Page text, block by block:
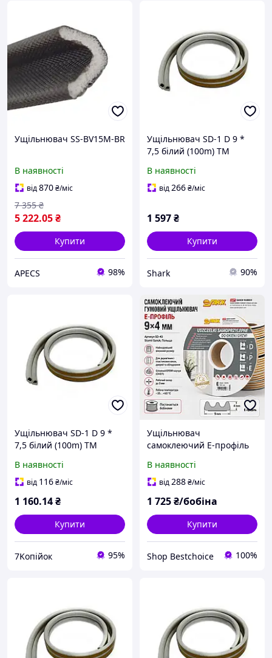
Ущільнювач SS-BV15M-BR
В наявності
від870₴/міс
5 222.05₴
7 355 ₴
Купити
APECS 98%
Ущільнювач SD-1 D 9 *
7,5 білий (100m) ТМ
В наявності
від266₴/міс
1 597₴
Купити
Shark 90%
Ущільнювач SD-1 D 9 *
7,5 білий (100m) ТМ
В наявності
від 116₴/міс
1 160.14₴
Купити
7Koпійок 95%
Ущільнювач
самоклеючий E-профіль
для вікон, дверей,
виробництва (SD-40)
В наявності
від288₴/міс
1 725₴/бобіна
Купити
Shop Bestchoiсe 100%